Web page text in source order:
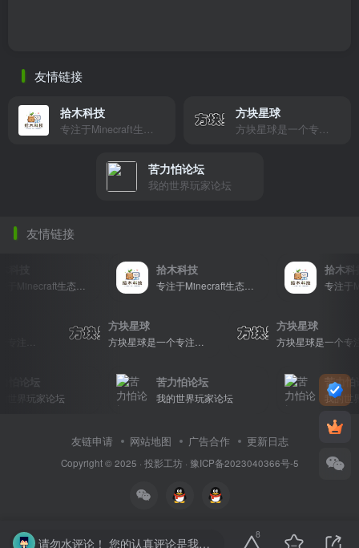
友情链接
拾木科技
专注于Minecraft生态建设
方块星球
方块星球是一个专注于我的世界的中文论坛，提供丰富的资源分享、玩家交流和创意展示，包括地图、皮肤、数据包等内容，打造Minecraft玩家的专属社区乐园！
苦力怕论坛
我的世界玩家论坛
友情链接
专注于Minecraft生态建设
拾木科技
专注于Minecraft生态建设
拾木科技
方块星球 方块星球
玩家论坛
苦力怕论坛
我的世界玩家论坛
苦力怕论
我的世界
友链申请 网站地图 广告合作 更新日志
Copyright © 2025 · 投影工坊· 豫ICP备2023040366号-5
请勿水评论！ 您的认真评论是我们的动力。请勿随意输入无意义字符或符号。温馨提示： 对于恶意灌水行为，我们将保留封禁处理的权利。
8